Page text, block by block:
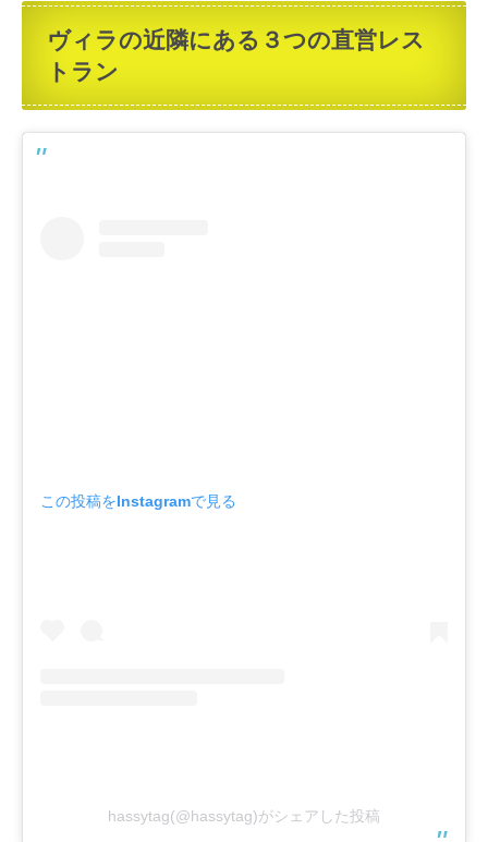
ヴィラの近隣にある３つの直営レス
トラン
この投稿をInstagramで見る
hassytag(@hassytag)がシェアした投稿